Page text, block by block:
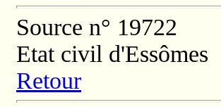
Source n° 19722
Etat civil d'Essômes
Retour